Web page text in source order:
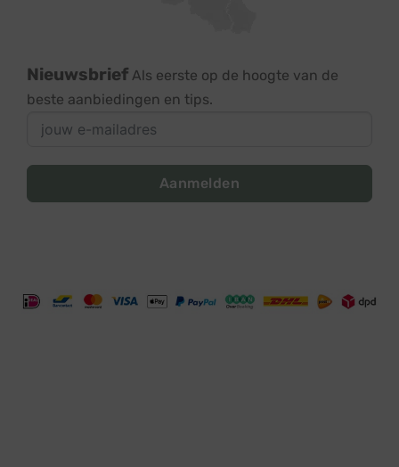
Nieuwsbrief Als eerste op de hoogte van de
beste aanbiedingen en tips.
Aanmelden